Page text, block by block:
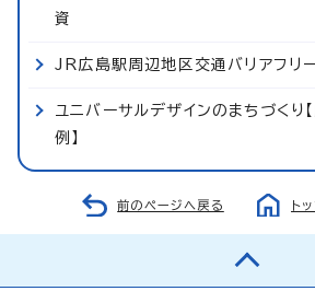
資
JR広島駅周辺地区交通バリアフリ
ユニバーサルデザインのまちづくり
例】
前のページへ戻る ト